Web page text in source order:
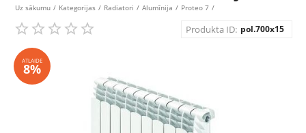
Uz sākumu / Kategorijas / Radiatori / Alumīnija / Proteo 7 /
Produkta ID: pol.700x15
ATLAIDE
8%